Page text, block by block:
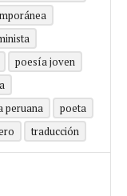
poesía joven
peruana
poeta
traducción